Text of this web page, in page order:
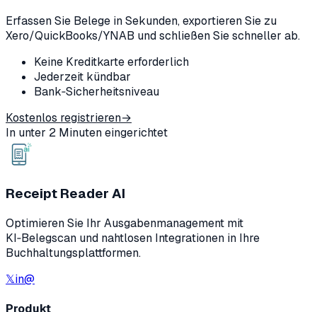
Erfassen Sie Belege in Sekunden, exportieren Sie zu
Xero/QuickBooks/YNAB und schließen Sie schneller ab.
Keine Kreditkarte erforderlich
Jederzeit kündbar
Bank‑Sicherheitsniveau
Kostenlos registrieren→
In unter 2 Minuten eingerichtet
Receipt Reader AI
Optimieren Sie Ihr Ausgabenmanagement mit
KI‑Belegscan und nahtlosen Integrationen in Ihre
Buchhaltungsplattformen.
𝕏in@
Produkt